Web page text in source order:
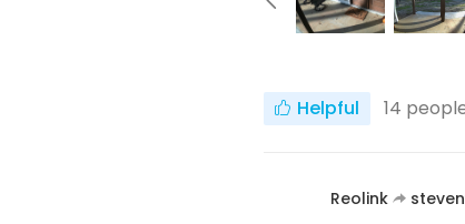
Helpful 14
Reolink